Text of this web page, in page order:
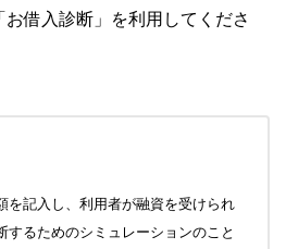
借入診断」を利用してくださ
を記入し、利用者が融資を受けられ
するためのシミュレーションのこと